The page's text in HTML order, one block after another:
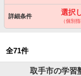
詳細条件 選択
（個別
全71件
取手市の学習